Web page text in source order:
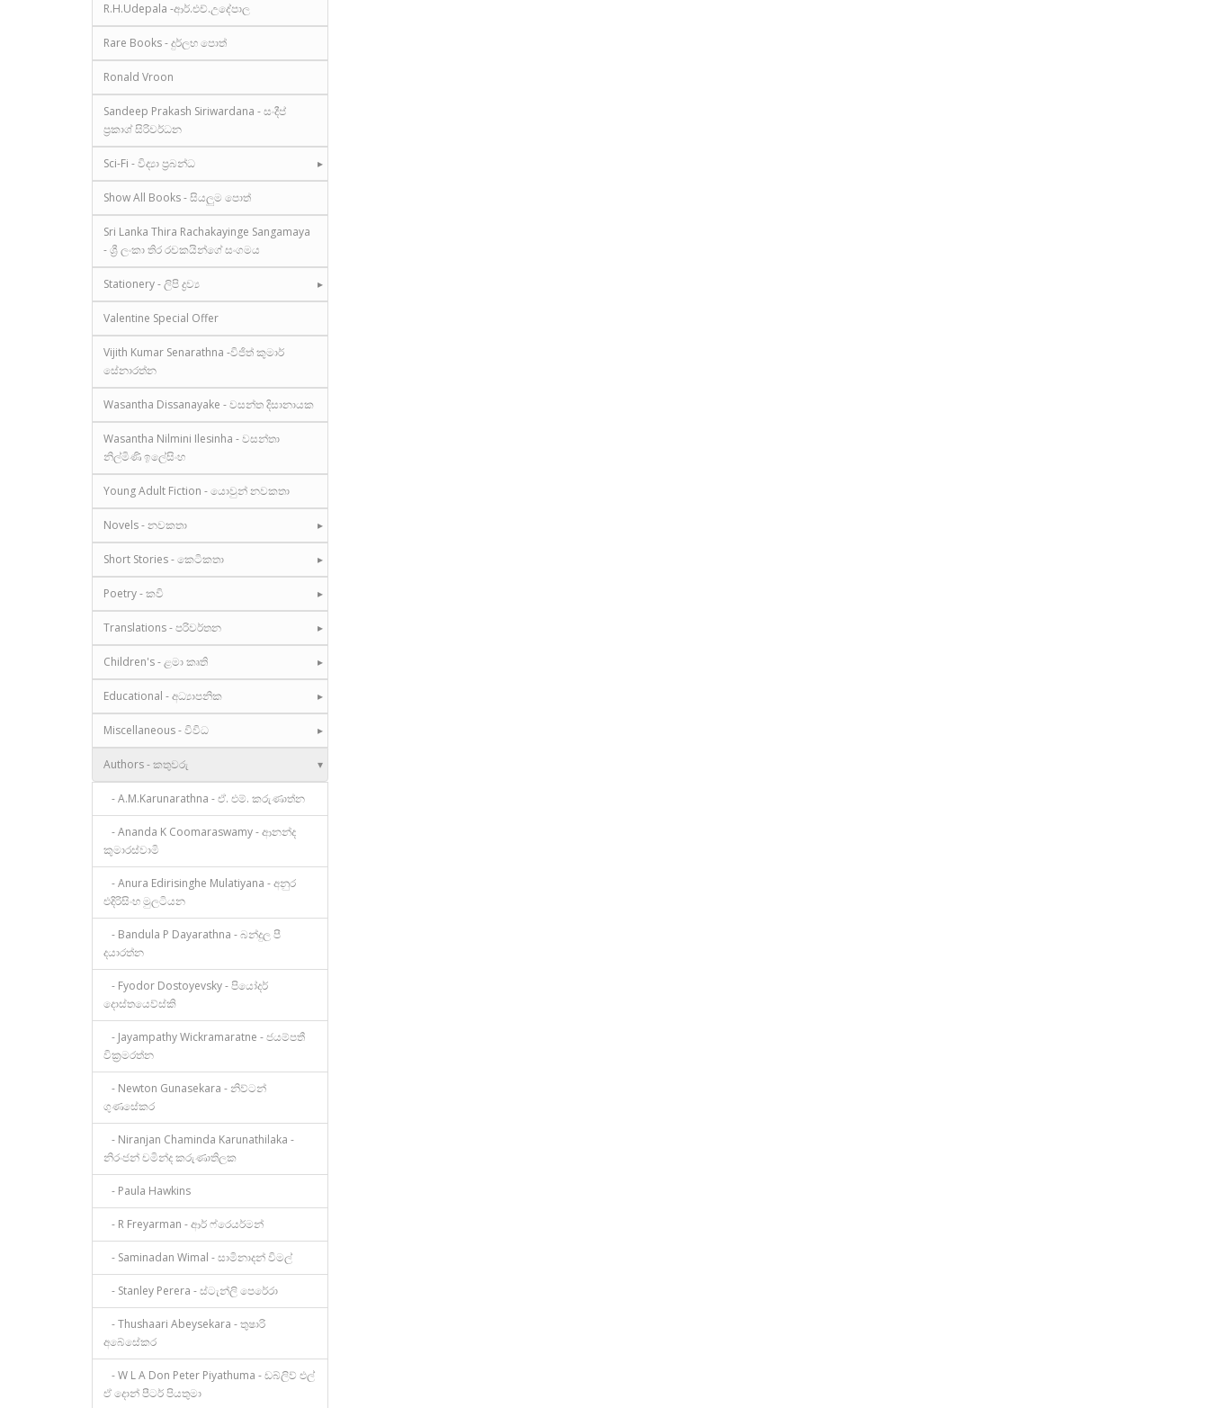
R.H.Udepala -ආර්.එච්.උදේපාල
Rare Books - දුර්ලභ පොත්
Ronald Vroon
Sandeep Prakash Siriwardana - සංදීප්
ප්‍රකාශ් සිරිවර්ධන
Sci-Fi - විද්‍යා ප්‍රබන්ධ
Show All Books - සියලුම පොත්
Sri Lanka Thira Rachakayinge Sangamaya
- ශ්‍රී ලංකා තිර රචකයින්ගේ සංගමය
Stationery - ලිපි ද්‍රව්‍ය
Valentine Special Offer
Vijith Kumar Senarathna -විජිත් කුමාර්
සේනාරත්න
Wasantha Dissanayake - වසන්ත දිසානායක
Wasantha Nilmini Ilesinha - වසන්තා
නිල්මිණි ඉලේසිංහ
Young Adult Fiction - යොවුන් නවකතා
Novels - නවකතා
Short Stories - කෙටිකතා
Poetry - කවි
Translations - පරිවර්තන
Children's - ළමා කෘති
Educational - අධ්‍යාපනික
Miscellaneous - විවිධ
Authors - කතුවරු
- A.M.Karunarathna - ඒ. එම්. කරුණාත්න
- Ananda K Coomaraswamy - ආනන්ද
කුමාරස්වාමි
- Anura Edirisinghe Mulatiyana - අනුර
එදිරිසිංහ මුලටියන
- Bandula P Dayarathna - බන්දුල පී
දයාරත්න
- Fyodor Dostoyevsky - පියෝදර්
දොස්තයෙව්ස්කි
- Jayampathy Wickramaratne - ජයම්පතී
වික්‍රමරත්න
- Newton Gunasekara - නිව්ටන්
ගුණසේකර
- Niranjan Chaminda Karunathilaka -
නිරංජන් චමින්ද කරුණාතිලක
- Paula Hawkins
- R Freyarman - ආර් ෆ්රෙයර්මන්
- Saminadan Wimal - සාමිනාදන් විමල්
- Stanley Perera - ස්ටැන්ලි පෙරේරා
- Thushaari Abeysekara - තුෂාරි
අබේසේකර
- W L A Don Peter Piyathuma - ඩබ්ලිව් එල්
ඒ දොන් පීටර් පියතුමා